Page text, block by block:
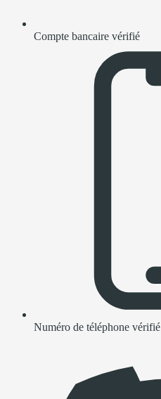
Compte bancaire vérifié
Numéro de téléphone vérifié